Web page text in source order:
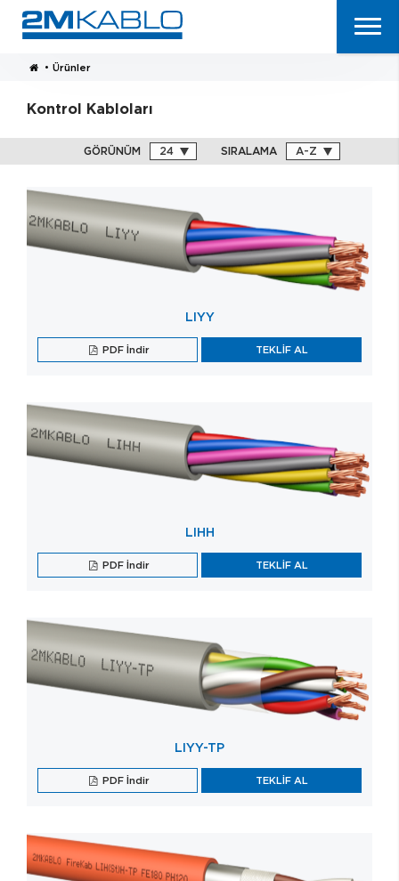
• Ürünler
Kontrol Kabloları
GÖRÜNÜM SIRALAMA
LIYY
PDF İndir TEKLİF AL
LIHH
PDF İndir TEKLİF AL
LIYY-TP
PDF İndir TEKLİF AL